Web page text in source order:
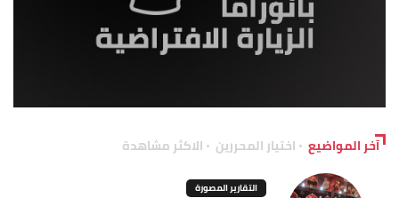
آخر المواضيع اختيار المحررين الاكثر مشاهدة
التقارير المصورة